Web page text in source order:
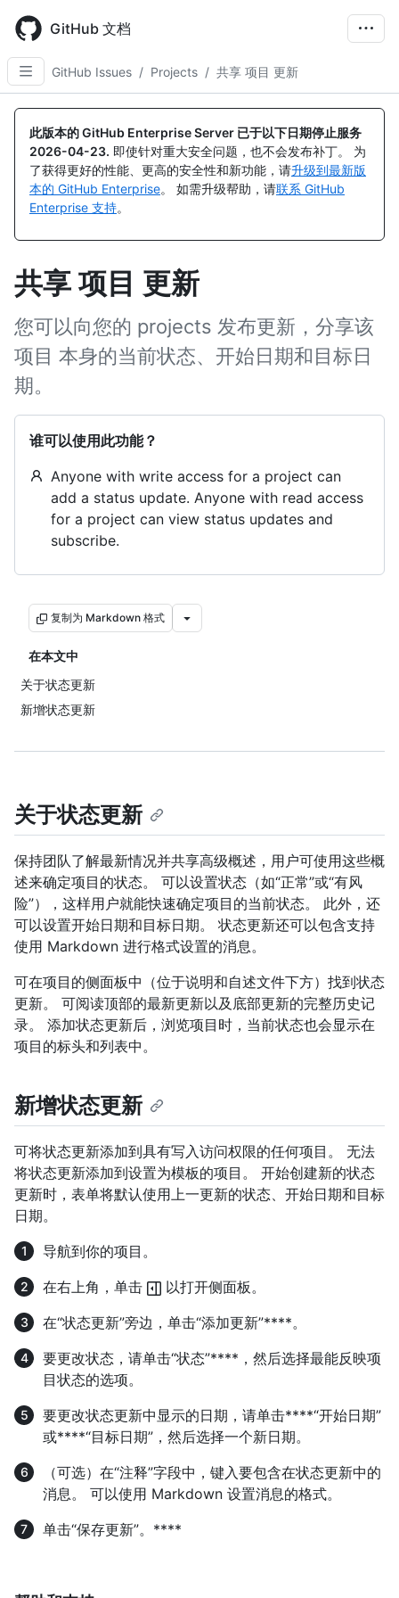
main
content
GitHub 文档
GitHub Issues / Projects / 共享 项目 更新
此版本的 GitHub Enterprise Server 已于以下日期停止服务
2026-04-23. 即使针对重大安全问题，也不会发布补丁。 为
了获得更好的性能、更高的安全性和新功能，请升级到最新版
本的 GitHub Enterprise。 如需升级帮助，请联系 GitHub
Enterprise 支持。
共享 项目 更新
您可以向您的 projects 发布更新，分享该
项目 本身的当前状态、开始日期和目标日
期。
谁可以使用此功能？
Anyone with write access for a project can
add a status update. Anyone with read access
for a project can view status updates and
subscribe.
复制为 Markdown 格式
在本文中
关于状态更新
新增状态更新
关于状态更新
保持团队了解最新情况并共享高级概述，用户可使用这些概
述来确定项目的状态。 可以设置状态（如“正常”或“有风
险”），这样用户就能快速确定项目的当前状态。 此外，还
可以设置开始日期和目标日期。 状态更新还可以包含支持
使用 Markdown 进行格式设置的消息。
可在项目的侧面板中（位于说明和自述文件下方）找到状态
更新。 可阅读顶部的最新更新以及底部更新的完整历史记
录。 添加状态更新后，浏览项目时，当前状态也会显示在
项目的标头和列表中。
新增状态更新
可将状态更新添加到具有写入访问权限的任何项目。 无法
将状态更新添加到设置为模板的项目。 开始创建新的状态
更新时，表单将默认使用上一更新的状态、开始日期和目标
日期。
导航到你的项目。
在右上角，单击
以打开侧面板。
在“状态更新”旁边，单击“添加更新”****。
要更改状态，请单击“状态”****，然后选择最能反映项
目状态的选项。
要更改状态更新中显示的日期，请单击****“开始日期”
或****“目标日期”，然后选择一个新日期。
（可选）在“注释”字段中，键入要包含在状态更新中的
消息。 可以使用 Markdown 设置消息的格式。
单击“保存更新”。****